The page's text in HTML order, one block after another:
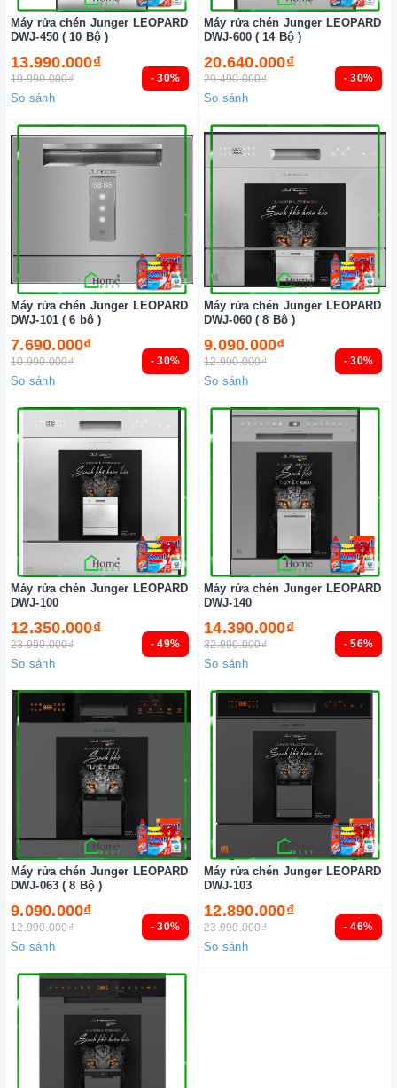
- 30%
Máy rửa chén Junger LEOPARD
DWJ-450 ( 10 Bộ )
13.990.000₫
19.990.000₫
So sánh
- 30%
Máy rửa chén Junger LEOPARD
DWJ-600 ( 14 Bộ )
20.640.000₫
29.490.000₫
So sánh
- 30%
Máy rửa chén Junger LEOPARD
DWJ-101 ( 6 bộ )
7.690.000₫
10.990.000₫
So sánh
- 30%
Máy rửa chén Junger LEOPARD
DWJ-060 ( 8 Bộ )
9.090.000₫
12.990.000₫
So sánh
- 49%
Máy rửa chén Junger LEOPARD
DWJ-100
12.350.000₫
23.990.000₫
So sánh
- 56%
Máy rửa chén Junger LEOPARD
DWJ-140
14.390.000₫
32.990.000₫
So sánh
- 30%
Máy rửa chén Junger LEOPARD
DWJ-063 ( 8 Bộ )
9.090.000₫
12.990.000₫
So sánh
- 46%
Máy rửa chén Junger LEOPARD
DWJ-103
12.890.000₫
23.990.000₫
So sánh